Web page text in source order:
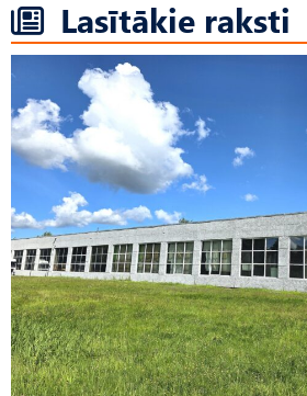
Lasītākie raksti